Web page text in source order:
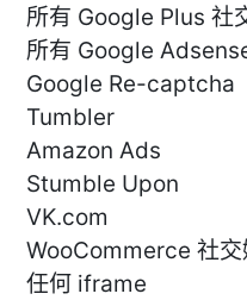
所有 Google Plus 社
所有 Google
Google Re-captcha
Tumbler
Amazon Ads
Stumble Upon
VK.com
WooCommerce 社
任何 iframe